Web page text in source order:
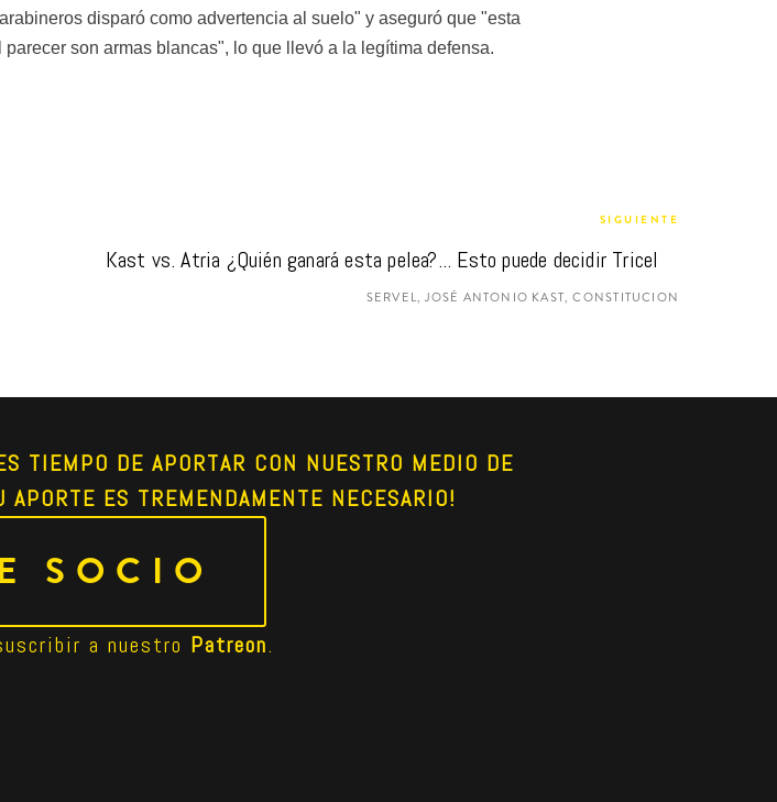
disparó como advertencia al suelo" y aseguró que "esta
son armas blancas", lo que llevó a la legítima defensa.
SIGUIENTE
Kast vs. Atria ¿Quién ganará esta pelea?... Esto puede decidir Tricel
SERVEL, JOSÉ ANTONIO KAST, CONSTITUCION
TIEMPO DE APORTAR CON NUESTRO MEDIO DE
ES TREMENDAMENTE NECESARIO!
SOCIO
a nuestro Patreon.